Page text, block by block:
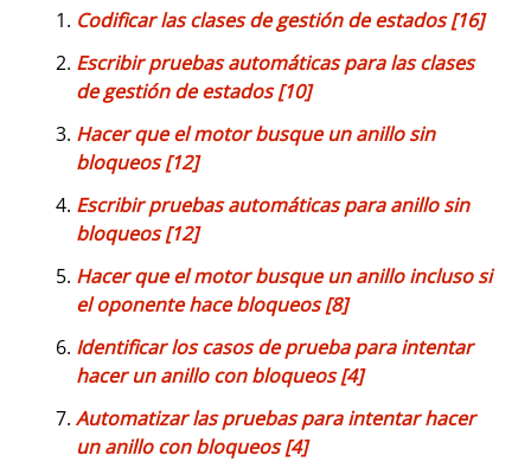
Codificar las clases de gestión de estados [16]
Escribir pruebas automáticas para las clases
de gestión de estados [10]
Hacer que el motor busque un anillo sin
bloqueos [12]
Escribir pruebas automáticas para anillo sin
bloqueos [12]
Hacer que el motor busque un anillo incluso si
el oponente hace bloqueos [8]
Identificar los casos de prueba para intentar
hacer un anillo con bloqueos [4]
Automatizar las pruebas para intentar hacer
un anillo con bloqueos [4]